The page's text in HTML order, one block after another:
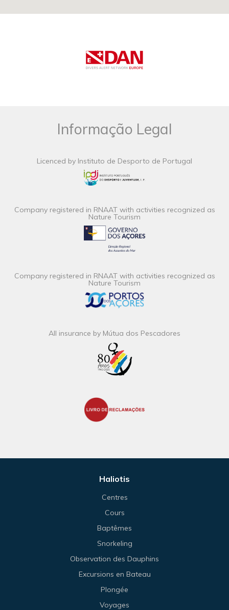
Informação Legal
Licenced by Instituto de Desporto de Portugal
Company registered in RNAAT with activities recognized as
Nature Tourism
Company registered in RNAAT with activities recognized as
Nature Tourism
All insurance by Mútua dos Pescadores
Haliotis
Centres
Cours
Baptêmes
Snorkeling
Observation des Dauphins
Excursions en Bateau
Plongée
Voyages